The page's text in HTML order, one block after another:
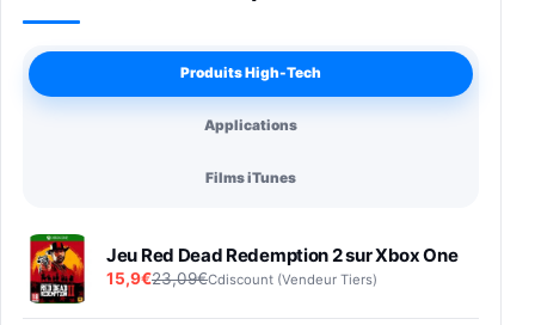
Produits High-Tech
Applications
Films iTunes
Jeu Red Dead Redemption 2 sur Xbox One
15,9€23,09€Cdiscount (Vendeur Tiers)